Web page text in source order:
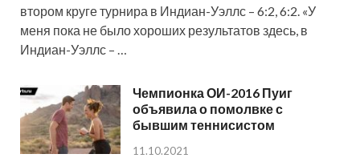
втором круге турнира в Индиан-Уэллс – 6:2, 6:2. «У
меня пока не было хороших результатов здесь, в
Индиан-Уэллс – …
Чемпионка ОИ-2016 Пуиг
объявила о помолвке с
бывшим теннисистом
11.10.2021